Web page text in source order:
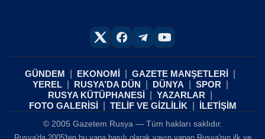
GÜNDEM EKONOMİ
GAZETE MANŞETLERİ
YEREL
RUSYA’DA DÜN DÜNYA
SPOR
RUSYA KÜTÜPHANESİ
YAZARLAR
FOTO GALERİSİ
TELİF VE GİZLİLİK İLETİŞİM
© 2005 Gazetem Rusya — Tüm hakları saklıdır.